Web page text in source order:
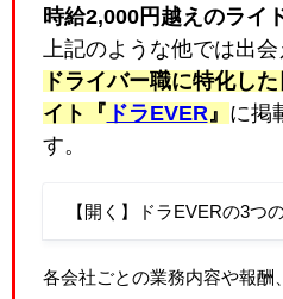
時給2,000円越えのライ
上記のような他では出
ドライバー職に特化し
イト『 ドラEVER 』 に掲
す。
【開く】ドラEVERの3つ
各会社ごとの業務内容や報酬